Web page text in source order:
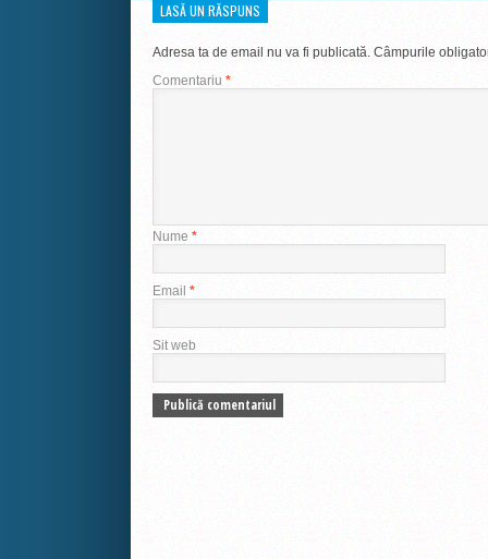
LASĂ UN RĂSPUNS
Adresa ta de email nu va fi publicată. Câmpurile
Comentariu *
Nume *
Email *
Sit web